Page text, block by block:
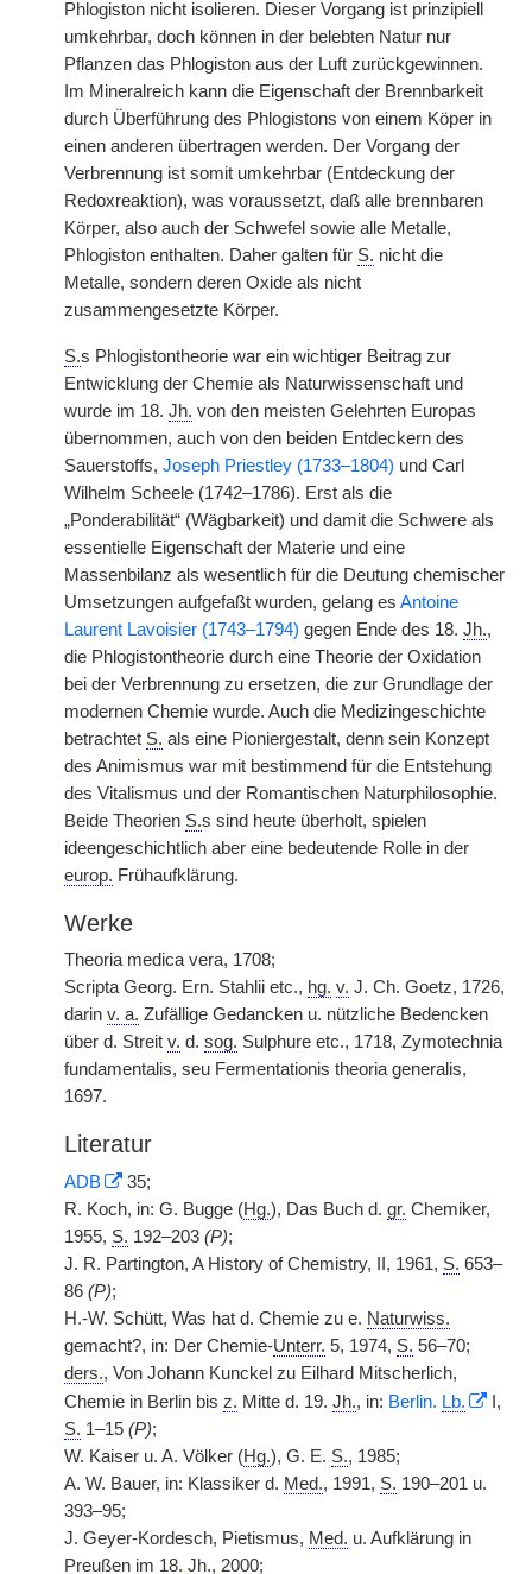
Phlogiston nicht isolieren. Dieser Vorgang ist prinzipiell
umkehrbar, doch können in der belebten Natur nur
Pflanzen das Phlogiston aus der Luft zurückgewinnen.
Im Mineralreich kann die Eigenschaft der Brennbarkeit
durch Überführung des Phlogistons von einem Köper in
einen anderen übertragen werden. Der Vorgang der
Verbrennung ist somit umkehrbar (Entdeckung der
Redoxreaktion), was voraussetzt, daß alle brennbaren
Körper, also auch der Schwefel sowie alle Metalle,
Phlogiston enthalten. Daher galten für S. nicht die
Metalle, sondern deren Oxide als nicht
zusammengesetzte Körper.
S.s Phlogistontheorie war ein wichtiger Beitrag zur
Entwicklung der Chemie als Naturwissenschaft und
wurde im 18. Jh. von den meisten Gelehrten Europas
übernommen, auch von den beiden Entdeckern des
Sauerstoffs, Joseph Priestley (1733–1804) und Carl
Wilhelm Scheele (1742–1786). Erst als die
„Ponderabilität“ (Wägbarkeit) und damit die Schwere als
essentielle Eigenschaft der Materie und eine
Massenbilanz als wesentlich für die Deutung chemischer
Umsetzungen aufgefaßt wurden, gelang es Antoine
Laurent Lavoisier (1743–1794) gegen Ende des 18. Jh.,
die Phlogistontheorie durch eine Theorie der Oxidation
bei der Verbrennung zu ersetzen, die zur Grundlage der
modernen Chemie wurde. Auch die Medizingeschichte
betrachtet S. als eine Pioniergestalt, denn sein Konzept
des Animismus war mit bestimmend für die Entstehung
des Vitalismus und der Romantischen Naturphilosophie.
Beide Theorien S.s sind heute überholt, spielen
ideengeschichtlich aber eine bedeutende Rolle in der
europ. Frühaufklärung.
Werke
Theoria medica vera, 1708;
Scripta Georg. Ern. Stahlii etc., hg. v. J. Ch. Goetz, 1726,
darin v. a. Zufällige Gedancken u. nützliche Bedencken
über d. Streit v. d. sog. Sulphure etc., 1718, Zymotechnia
fundamentalis, seu Fermentationis theoria generalis,
1697.
Literatur
ADB
35;
R. Koch, in: G. Bugge (Hg.), Das Buch d. gr. Chemiker,
1955, S. 192–203 (P);
J. R. Partington, A History of Chemistry, II, 1961, S. 653–
86 (P);
H.-W. Schütt, Was hat d. Chemie zu e. Naturwiss.
gemacht?, in: Der Chemie-Unterr. 5, 1974, S. 56–70;
ders., Von Johann Kunckel zu Eilhard Mitscherlich,
Chemie in Berlin bis z. Mitte d. 19. Jh., in: Berlin. Lb.
I,
S. 1–15 (P);
W. Kaiser u. A. Völker (Hg.), G. E. S., 1985;
A. W. Bauer, in: Klassiker d. Med., 1991, S. 190–201 u.
393–95;
J. Geyer-Kordesch, Pietismus, Med. u. Aufklärung in
Preußen im 18. Jh., 2000;